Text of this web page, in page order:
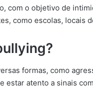
com o objetivo de
como escolas, locais
formas, como
estar atento a sinais